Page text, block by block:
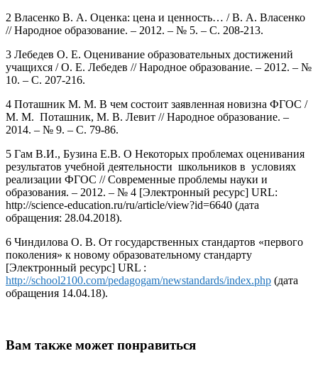
2 Власенко В. А. Оценка: цена и ценность… / В. А. Власенко
// Народное образование. – 2012. – № 5. – С. 208-213.
3 Лебедев О. Е. Оценивание образовательных достижений
учащихся / О. Е. Лебедев // Народное образование. – 2012. – №
10. – С. 207-216.
4 Поташник М. М. В чем состоит заявленная новизна ФГОС /
М. М. Поташник, М. В. Левит // Народное образование. –
2014. – № 9. – С. 79-86.
5 Гам В.И., Бузина Е.В. О Некоторых проблемах оценивания
результатов учебной деятельности школьников в условиях
реализации ФГОС // Современные проблемы науки и
образования. – 2012. – № 4 [Электронный ресурс] URL:
http://science-education.ru/ru/article/view?id=6640 (дата
обращения: 28.04.2018).
6 Чиндилова О. В. От государственных стандартов «первого
поколения» к новому образовательному стандарту
[Электронный ресурс] URL :
http://school2100.com/pedagogam/newstandards/index.php (дата
обращения 14.04.18).
Вам также может понравиться